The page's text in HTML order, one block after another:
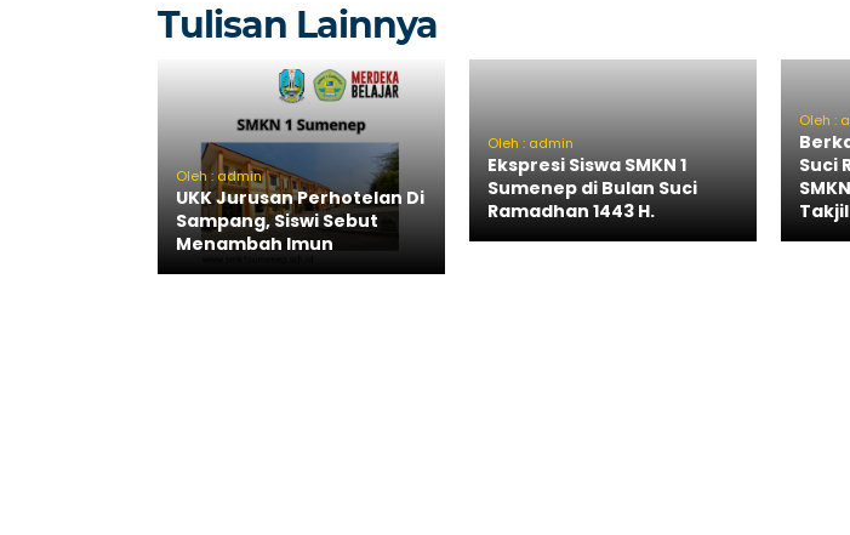
Tulisan Lainnya
Oleh : admin
UKK Jurusan Perhotelan Di
Sampang, Siswi Sebut
Menambah Imun
Oleh : admin
Ekspresi Siswa SMKN 1
Sumenep di Bulan Suci
Ramadhan 1443 H.
Oleh :
Suci